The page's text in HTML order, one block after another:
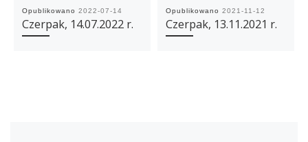
Opublikowano 2022-07-14
Czerpak, 14.07.2022 r.
Opublikowano 2021-11-12
Czerpak, 13.11.2021 r.